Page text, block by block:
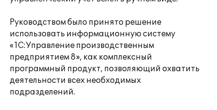
Руководством было принято решение
использовать информационную систему
«1С:Управление производственным
предприятием 8», как комплексный
программный продукт, позволяющий охватить
деятельности всех необходимых
подразделений.